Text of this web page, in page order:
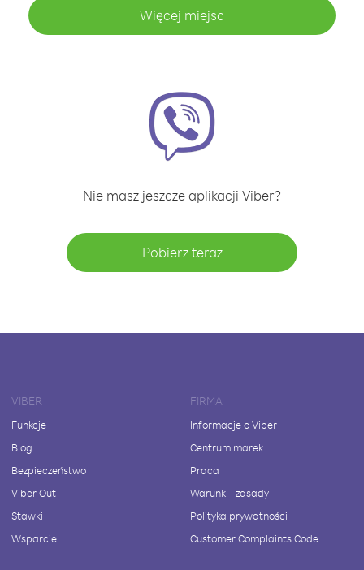
Więcej miejsc
Nie masz jeszcze aplikacji Viber?
Pobierz teraz
VIBER
Funkcje
Blog
Bezpieczeństwo
Viber Out
Stawki
Wsparcie
FIRMA
Informacje o Viber
Centrum marek
Praca
Warunki i zasady
Polityka prywatności
Customer Complaints Code